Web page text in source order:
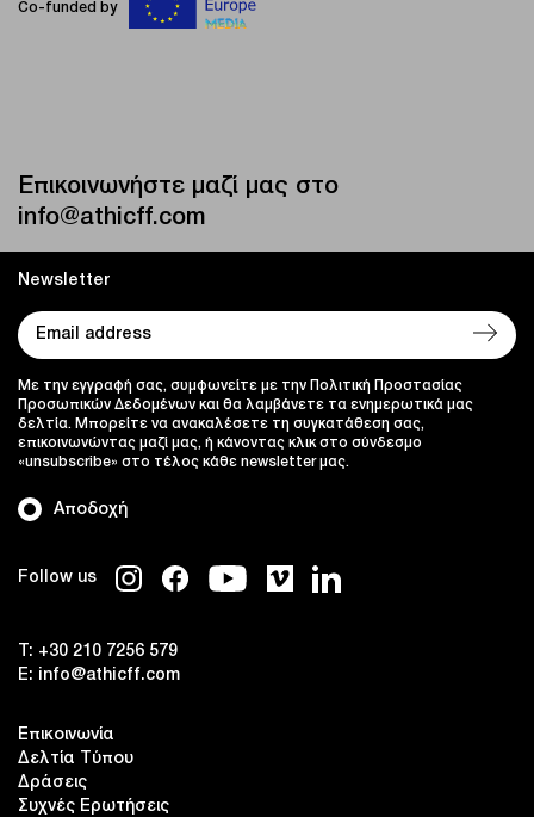
Co-funded by
Επικοινωνήστε μαζί μας στο
info@athicff.com
Follow us
T: +30 210 7256 579
E: info@athicff.com
Επικοινωνία
Δελτία Τύπου
Δράσεις
Συχνές Ερωτήσεις
Newsletter
Αποδοχή
Με την εγγραφή σας, συμφωνείτε με την Πολιτική Προστασίας
Προσωπικών Δεδομένων και θα λαμβάνετε τα ενημερωτικά μας
δελτία. Μπορείτε να ανακαλέσετε τη συγκατάθεση σας,
επικοινωνώντας μαζί μας, ή κάνοντας κλικ στο σύνδεσμο
«unsubscribe» στο τέλος κάθε newsletter μας.